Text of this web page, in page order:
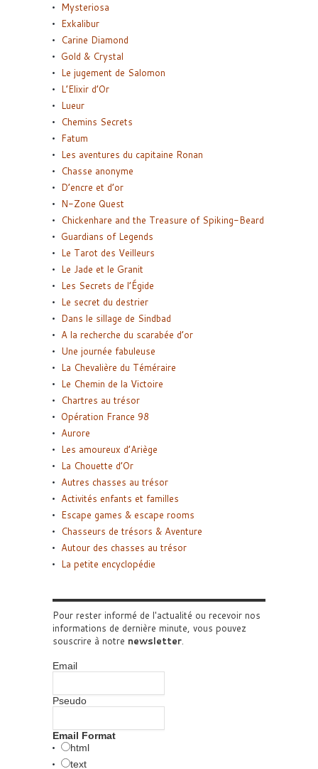
Mysteriosa
Exkalibur
Carine Diamond
Gold & Crystal
Le jugement de Salomon
L’Elixir d’Or
Lueur
Chemins Secrets
Fatum
Les aventures du capitaine Ronan
Chasse anonyme
D’encre et d’or
N-Zone Quest
Chickenhare and the Treasure of Spiking-Beard
Guardians of Legends
Le Tarot des Veilleurs
Le Jade et le Granit
Les Secrets de l’Égide
Le secret du destrier
Dans le sillage de Sindbad
A la recherche du scarabée d’or
Une journée fabuleuse
La Chevalière du Téméraire
Le Chemin de la Victoire
Chartres au trésor
Opération France 98
Aurore
Les amoureux d’Ariège
La Chouette d’Or
Autres chasses au trésor
Activités enfants et familles
Escape games & escape rooms
Chasseurs de trésors & Aventure
Autour des chasses au trésor
La petite encyclopédie
Pour rester informé de l'actualité ou recevoir nos
informations de dernière minute, vous pouvez
souscrire à notre newsletter.
Email
Pseudo
Email Format
html
text